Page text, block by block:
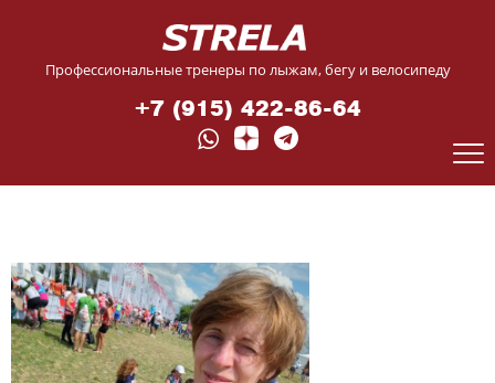
Профессиональные тренеры по лыжам, бегу и велосипеду
+7 (915) 422-86-64